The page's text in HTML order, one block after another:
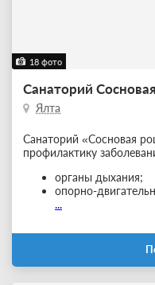
18 фото
Санаторий
Ялта
Санаторий «Сосновая
профилактику
органы дыхания;
опорно-
...